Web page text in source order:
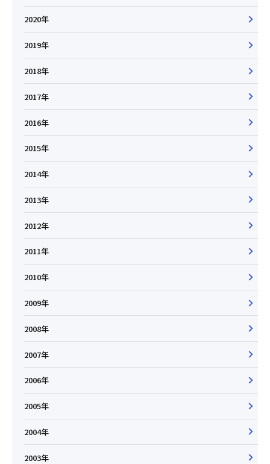
2020年
2019年
2018年
2017年
2016年
2015年
2014年
2013年
2012年
2011年
2010年
2009年
2008年
2007年
2006年
2005年
2004年
2003年